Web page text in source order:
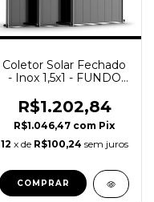
Coletor Solar Fechado
- Inox 1,5x1 - FUNDO
/ SolareSol
R$1.202,84
R$1.046,47 com Pix
12 x de R$100,24 sem juros